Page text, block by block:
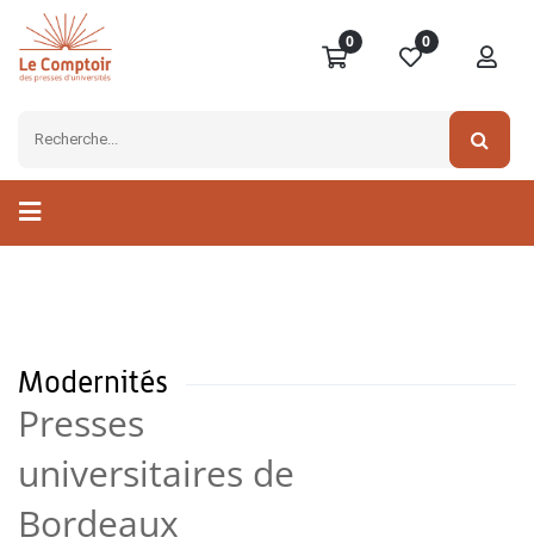
0 0
Modernités
Presses
universitaires de
Bordeaux